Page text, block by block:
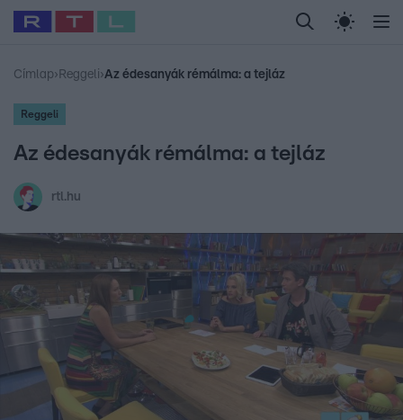
Legfrissebb RTL Híradó Randi Celeb vagyok,
Babits Marcella Most Wanted Gallusz
Címlap› Reggeli›Az édesanyák rémálma: a tejláz
Reggeli
Az édesanyák rémálma: a tejláz
rtl.hu